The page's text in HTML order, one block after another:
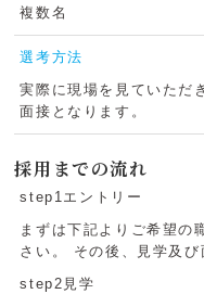
複数名
選考方法
実際に現場を見ていただ
面接となります。
採用までの流れ
step1エントリー
まずは下記よりご希望の
さい。 その後、見学及び
step2見学